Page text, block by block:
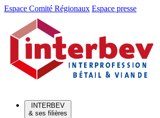
Aller
Aller
contenu
Espace Comité Régionaux Espace presse
INTERBEV
& ses filières